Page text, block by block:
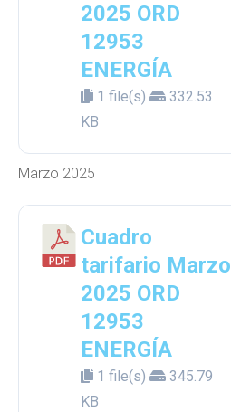
2025 ORD
12953
ENERGÍA
1 file(s)
332.53
KB
Marzo 2025
Cuadro
tarifario Marzo
2025 ORD
12953
ENERGÍA
1 file(s)
345.79
KB